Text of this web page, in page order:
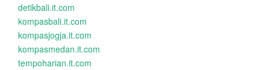
detikbali.it.com
kompasbali.it.com
kompasjogja.it.com
kompasmedan.it.com
tempoharian.it.com